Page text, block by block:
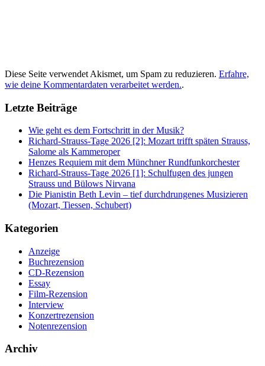
Diese Seite verwendet Akismet, um Spam zu reduzieren. Erfahre,
wie deine Kommentardaten verarbeitet werden..
Letzte Beiträge
Wie geht es dem Fortschritt in der Musik?
Richard-Strauss-Tage 2026 [2]: Mozart trifft späten Strauss,
Salome als Kammeroper
Henzes Requiem mit dem Münchner Rundfunkorchester
Richard-Strauss-Tage 2026 [1]: Schulfugen des jungen
Strauss und Bülows Nirvana
Die Pianistin Beth Levin – tief durchdrungenes Musizieren
(Mozart, Tiessen, Schubert)
Kategorien
Anzeige
Buchrezension
CD-Rezension
Essay
Film-Rezension
Interview
Konzertrezension
Notenrezension
Archiv